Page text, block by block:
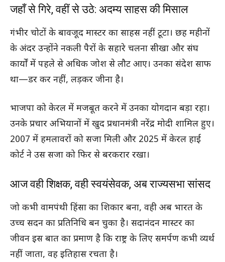
जहाँ से गिरे, वहीं से उठे: अदम्य साहस की मिसाल
गंभीर चोटों के बावजूद मास्टर का साहस नहीं टूटा। छह महीनों
के अंदर उन्होंने नकली पैरों के सहारे चलना सीखा और संघ
कार्यों में पहले से अधिक जोश से लौट आए। उनका संदेश साफ
था—डर कर नहीं, लड़कर जीना है।
भाजपा को केरल में मजबूत करने में उनका योगदान बड़ा रहा।
उनके प्रचार अभियानों में खुद प्रधानमंत्री नरेंद्र मोदी शामिल हुए।
2007 में हमलावरों को सजा मिली और 2025 में केरल हाई
कोर्ट ने उस सजा को फिर से बरकरार रखा।
आज वही शिक्षक, वही स्वयंसेवक, अब राज्यसभा सांसद
जो कभी वामपंथी हिंसा का शिकार बना, वही अब भारत के
उच्च सदन का प्रतिनिधि बन चुका है। सदानंदन मास्टर का
जीवन इस बात का प्रमाण है कि राष्ट्र के लिए समर्पण कभी व्यर्थ
नहीं जाता, वह इतिहास रचता है।